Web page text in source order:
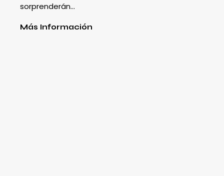
sorprenderán…
Más Información